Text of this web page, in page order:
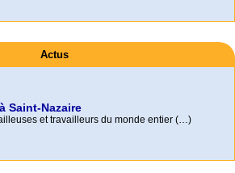
Actus
Saint-Nazaire
et travailleurs du monde entier (…)